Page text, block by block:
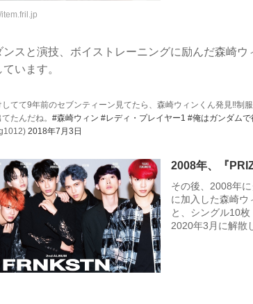
item.fril.jp
ンスと演技、ボイストレーニングに励んだ森崎
います。
てて9年前のセブンティーン見てたら、森崎ウィンくん発見‼️制
たんだね。 #森崎ウィン #レディ・プレイヤー1 #俺はガンダムで
2018年7月3日
2008年、『
その後、2008年
に加入した森崎ウ
と、シングル10枚
2020年3月に解散